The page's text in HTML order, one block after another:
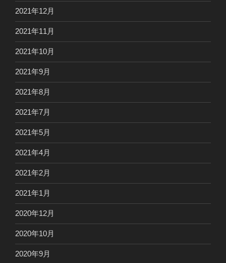
2021年12月
2021年11月
2021年10月
2021年9月
2021年8月
2021年7月
2021年5月
2021年4月
2021年2月
2021年1月
2020年12月
2020年10月
2020年9月